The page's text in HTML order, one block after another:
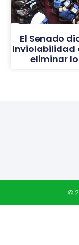
El Senado
Inviolabilidad
eliminar
©